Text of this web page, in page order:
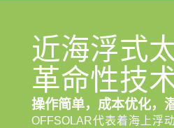
近海浮式
革命性技
操作简单，成本优化，
OFFSOLAR代表着海上浮